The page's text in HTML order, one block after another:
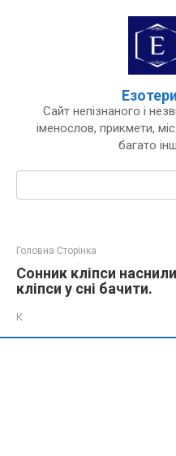
Сайт непізнаного і
іменослов, прикмети,
багато
Пошук:
Головна Сторінка
Сонник кліпси
кліпси у сні бачити.
К